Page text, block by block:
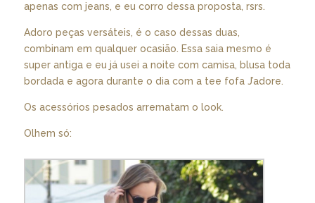
apenas com jeans, e eu corro dessa proposta, rsrs.
Adoro peças versáteis, é o caso dessas duas,
combinam em qualquer ocasião. Essa saia mesmo é
super antiga e eu já usei a noite com camisa, blusa toda
bordada e agora durante o dia com a tee fofa J’adore.
Os acessórios pesados arrematam o look.
Olhem só: